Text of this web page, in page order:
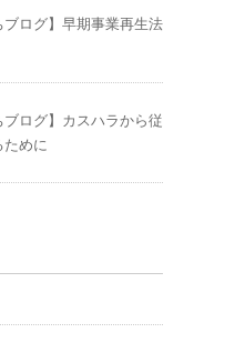
ブログ】早期事業再生法
ブログ】カスハラから従
ために